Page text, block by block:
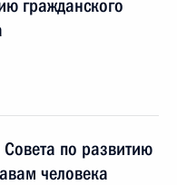
гражданского
по развитию
человека